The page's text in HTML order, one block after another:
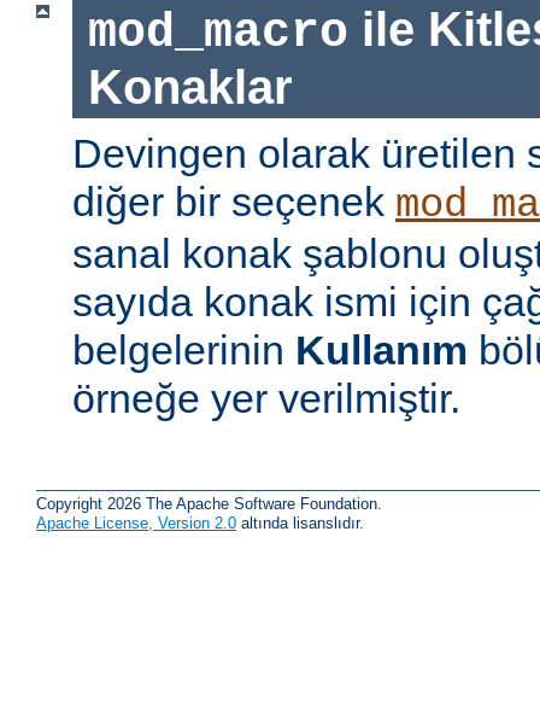
mod_macro ile
Konaklar
Devingen olarak üretilen
diğer bir seçenek
sanal konak şablonu
sayıda konak ismi için
belgelerinin Kullanım
örneğe yer verilmiştir.
Copyright 2026 The Apache Software Foundation.
Apache License, Version 2.0 altında lisanslıdır.